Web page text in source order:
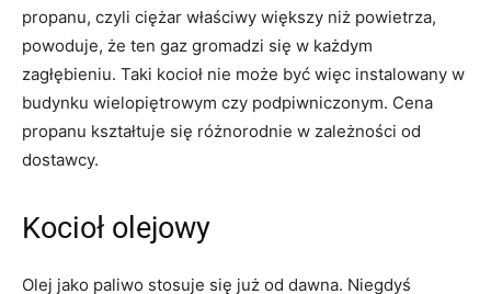
propanu, czyli ciężar właściwy większy niż powietrza,
powoduje, że ten gaz gromadzi się w każdym
zagłębieniu. Taki kocioł nie może być więc instalowany w
budynku wielopiętrowym czy podpiwniczonym. Cena
propanu kształtuje się różnorodnie w zależności od
dostawcy.
Kocioł olejowy
Olej jako paliwo stosuje się już od dawna. Niegdyś